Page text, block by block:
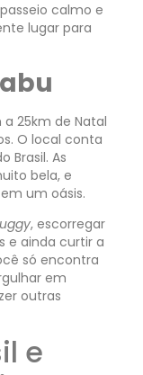
calmo e
lugar para
25km de Natal
O local conta
Brasil. As
bela, e
um oásis.
, escorregar
e ainda curtir a
só encontra
em
outras
e